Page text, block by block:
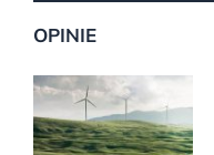
OPINIE